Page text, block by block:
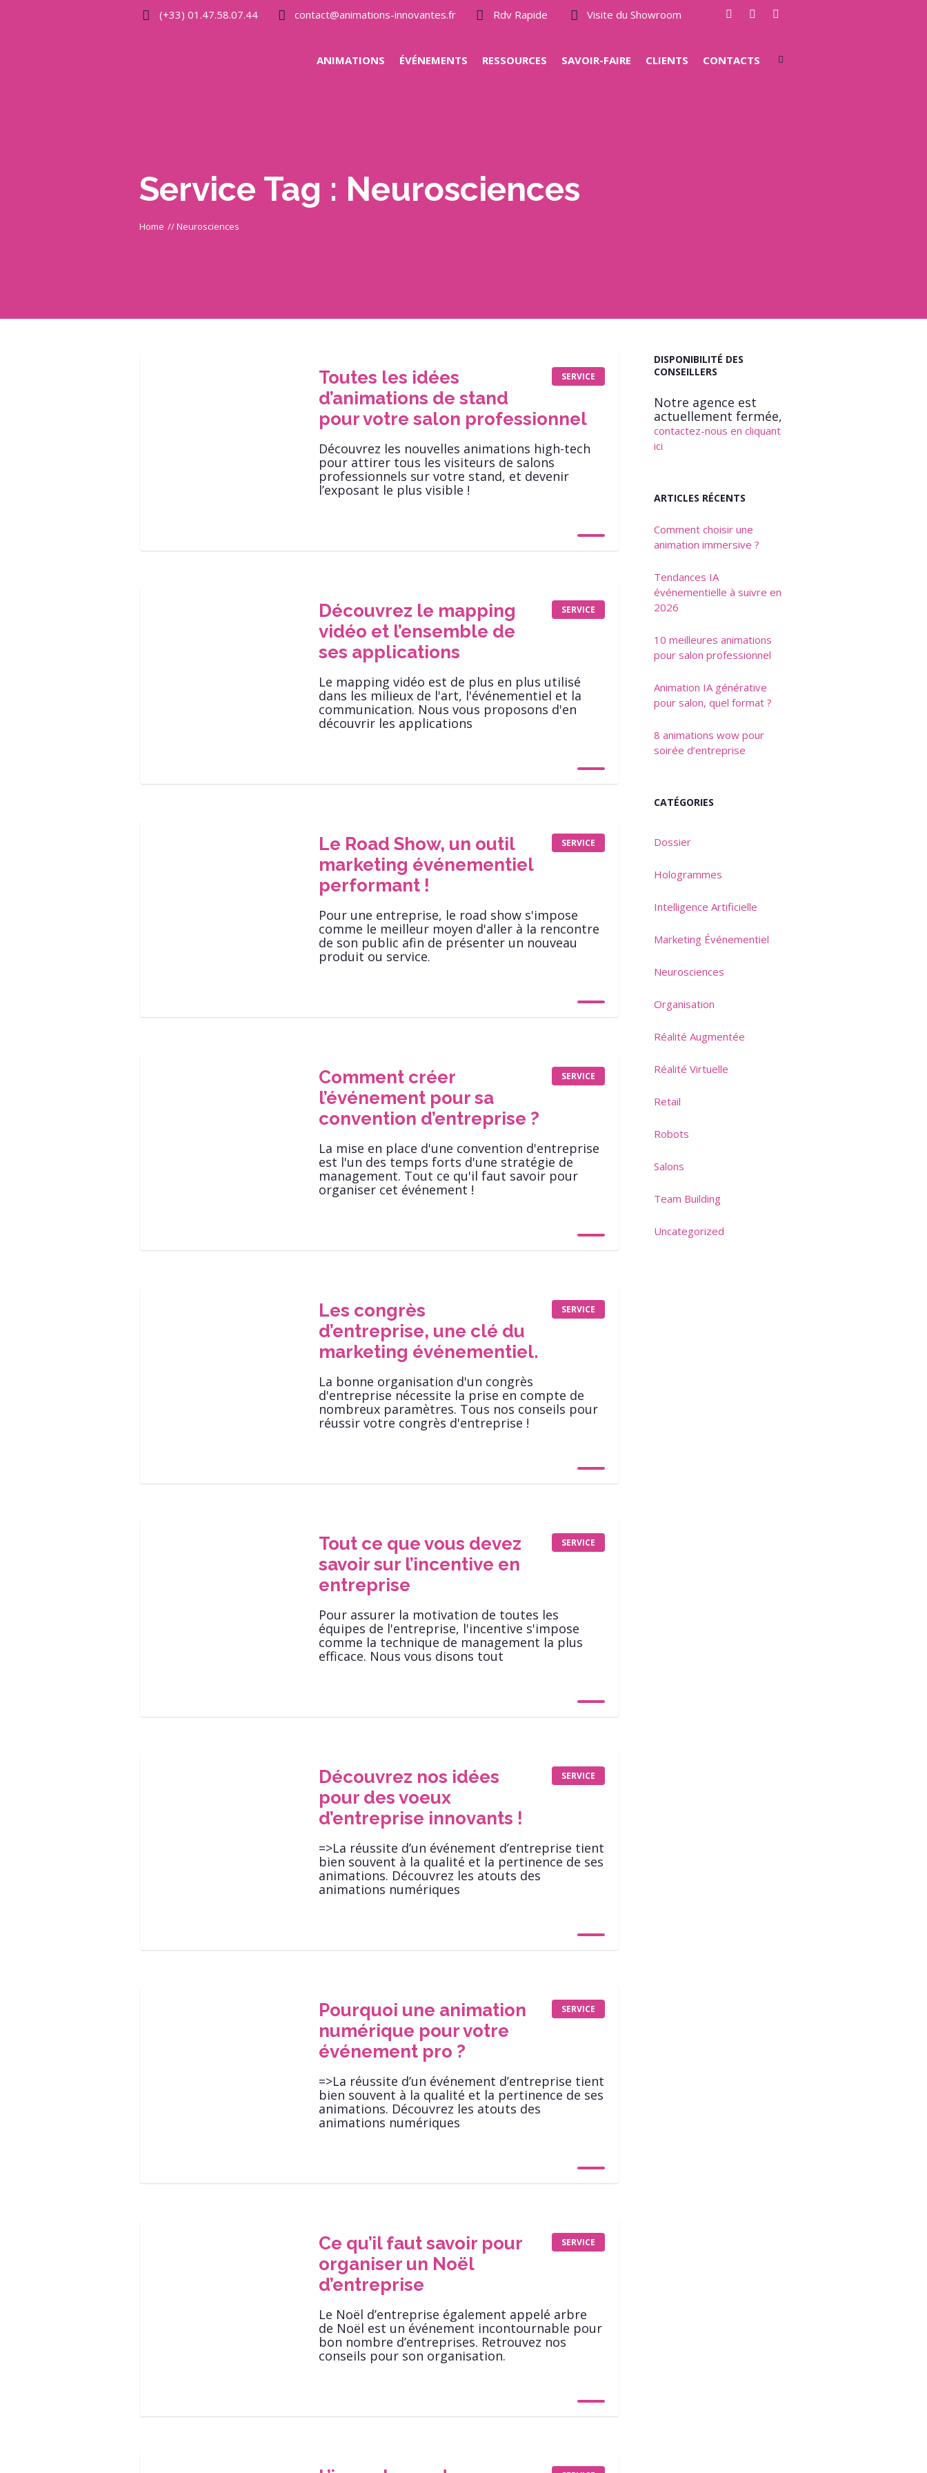
(+33) 01.47.58.07.44 contact@animations-innovantes.fr Rdv Rapide Visite du Showroom
ANIMATIONS ÉVÉNEMENTS RESSOURCES SAVOIR-FAIRE CLIENTS CONTACTS
Service Tag : Neurosciences
Home //Neurosciences
SERVICE
Toutes les idées
d’animations de stand
pour votre salon professionnel
Découvrez les nouvelles animations high-­tech
pour attirer tous les visiteurs de salons
professionnels sur votre stand, et devenir
l’exposant le plus visible !
SERVICE
Découvrez le mapping
vidéo et l’ensemble de
ses applications
Le mapping vidéo est de plus en plus utilisé
dans les milieux de l'art, l'événementiel et la
communication. Nous vous proposons d'en
découvrir les applications
SERVICE
Le Road Show, un outil
marketing événementiel
performant !
Pour une entreprise, le road show s'impose
comme le meilleur moyen d'aller à la rencontre
de son public afin de présenter un nouveau
produit ou service.
SERVICE
Comment créer
l’événement pour sa
convention d’entreprise ?
La mise en place d'une convention d'entreprise
est l'un des temps forts d'une stratégie de
management. Tout ce qu'il faut savoir pour
organiser cet événement !
SERVICE
Les congrès
d’entreprise, une clé du
marketing événementiel.
La bonne organisation d'un congrès
d'entreprise nécessite la prise en compte de
nombreux paramètres. Tous nos conseils pour
réussir votre congrès d'entreprise !
SERVICE
Tout ce que vous devez
savoir sur l’incentive en
entreprise
Pour assurer la motivation de toutes les
équipes de l'entreprise, l'incentive s'impose
comme la technique de management la plus
efficace. Nous vous disons tout
SERVICE
Découvrez nos idées
pour des voeux
d’entreprise innovants !
=>La réussite d’un événement d’entreprise tient
bien souvent à la qualité et la pertinence de ses
animations. Découvrez les atouts des
animations numériques
SERVICE
Pourquoi une animation
numérique pour votre
événement pro ?
=>La réussite d’un événement d’entreprise tient
bien souvent à la qualité et la pertinence de ses
animations. Découvrez les atouts des
animations numériques
SERVICE
Ce qu’il faut savoir pour
organiser un Noël
d’entreprise
Le Noël d’entreprise également appelé arbre
de Noël est un événement incontournable pour
bon nombre d’entreprises. Retrouvez nos
conseils pour son organisation.
DISPONIBILITÉ DES
CONSEILLERS
Notre agence est
actuellement fermée,
contactez-nous en cliquant
ici
ARTICLES RÉCENTS
Comment choisir une
animation immersive ?
Tendances IA
événementielle à suivre en
2026
10 meilleures animations
pour salon professionnel
Animation IA générative
pour salon, quel format ?
8 animations wow pour
soirée d’entreprise
CATÉGORIES
Dossier
Hologrammes
Intelligence Artificielle
Marketing Événementiel
Neurosciences
Organisation
Réalité Augmentée
Réalité Virtuelle
Retail
Robots
Salons
Team Building
Uncategorized